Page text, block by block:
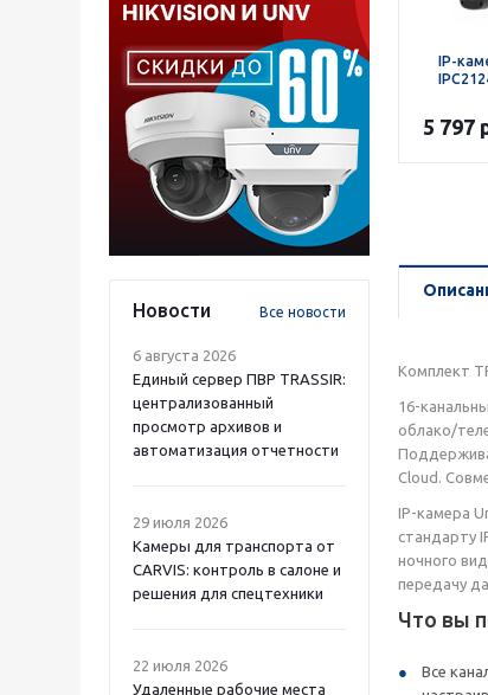
Новости Все новости
6 августа 2026
Единый сервер ПВР TRASSIR:
централизованный
просмотр архивов и
автоматизация отчетности
29 июля 2026
Камеры для транспорта от
CARVIS: контроль в салоне и
решения для спецтехники
22 июля 2026
Удаленные рабочие места
IP-
5 797
Комплект
16-
облако/
Cloud.
IP-камера
стандарту
ночного
передачу
Что вы
Все